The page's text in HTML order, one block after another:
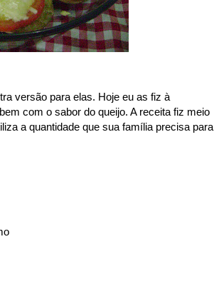
versão para elas. Hoje eu as fiz à
com o sabor do queijo. A receita fiz meio
a quantidade que sua família precisa para